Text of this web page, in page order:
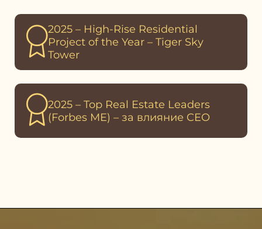
2025 – High-Rise Residential
Project of the Year – Tiger Sky
Tower
2025 – Top Real Estate Leaders
(Forbes ME) – за влияние CEO